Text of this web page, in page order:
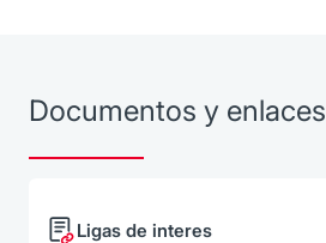
Documentos y enlaces
Ligas de interes